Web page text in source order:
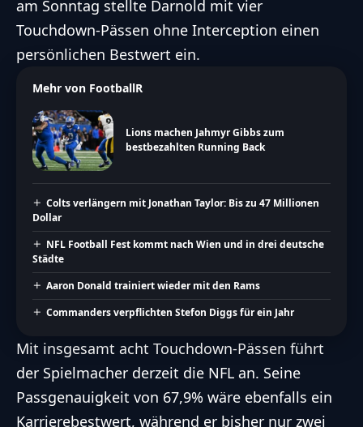
am Sonntag stellte Darnold mit vier
Touchdown-Pässen ohne Interception einen
persönlichen Bestwert ein.
Mehr von FootballR
Lions machen Jahmyr Gibbs zum
bestbezahlten Running Back
Colts verlängern mit Jonathan Taylor: Bis zu 47 Millionen
Dollar
NFL Football Fest kommt nach Wien und in drei deutsche
Städte
Aaron Donald trainiert wieder mit den Rams
Commanders verpflichten Stefon Diggs für ein Jahr
Mit insgesamt acht Touchdown-Pässen führt
der Spielmacher derzeit die NFL an. Seine
Passgenauigkeit von 67,9% wäre ebenfalls ein
Karrierebestwert, während er bisher nur zwei